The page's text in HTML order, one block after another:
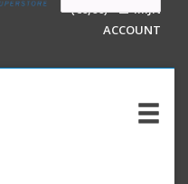
AUDDeutsch
English
(€0,00)
MIJN
ACCOUNT